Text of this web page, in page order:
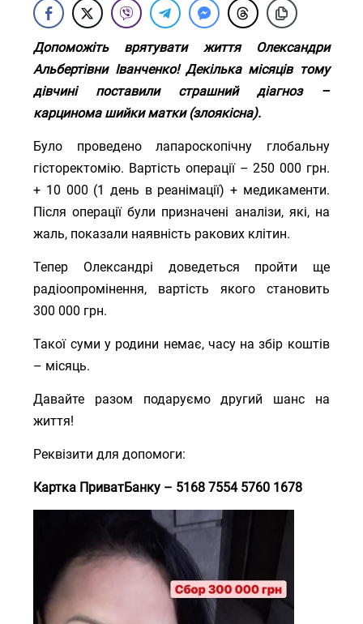
Допоможіть врятувати життя Олександри
Альбертівни Іванченко! Декілька місяців тому
дівчині поставили страшний діагноз –
карцинома шийки матки (злоякісна).
Було проведено лапароскопічну глобальну
гісторектомію. Вартість операції – 250 000 грн.
+ 10 000 (1 день в реанімації) + медикаменти.
Після операції були призначені аналізи, які, на
жаль, показали наявність ракових клітин.
Тепер Олександрі доведеться пройти ще
радіоопромінення, вартість якого становить
300 000 грн.
Такої суми у родини немає, часу на збір коштів
– місяць.
Давайте разом подаруємо другий шанс на
життя!
Реквізити для допомоги:
Картка ПриватБанку – 5168 7554 5760 1678